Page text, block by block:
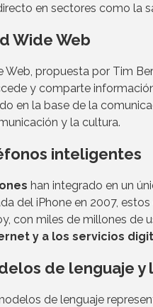
en sectores como la
Wide Web
Web, propuesta por Tim
y comparte
en la base de la
y la cultura.
inteligentes
han integrado en un
del iPhone en 2007,
con miles de millones de
y a los servicios
de lenguaje
de lenguaje